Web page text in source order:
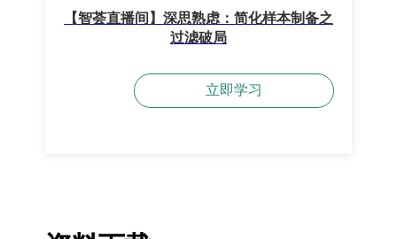
【智荟直播间】深思熟虑：简化样本制备之
过滤破局
立即学习